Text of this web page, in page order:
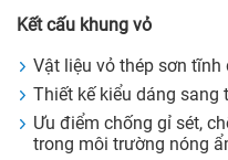
Kết cấu khung vỏ
Vật liệu vỏ thép sơn tĩnh
Thiết kế kiểu dáng sang
Ưu điểm chống gỉ sét,
trong môi trường nóng